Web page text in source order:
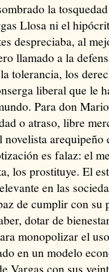
la
Llosa ni el
despreciaba, al
llamado a la
tolerancia, los
liberal que le
Para don
o atraso, libre
novelista
es falaz: el
los prostituye. El
en las
de cumplir con
dotar de
monopolizar el
en un modelo